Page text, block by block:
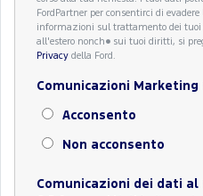
FordPartner per consentirci di evadere la tua
informazioni sul trattamento dei
all'estero nonch� sui tuoi diritti, si
Privacy della Ford.
Comunicazioni Marketing
Acconsento
Non acconsento
Comunicazioni dei dati